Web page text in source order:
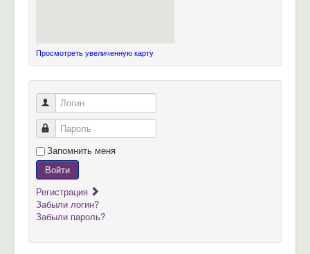
Просмотреть увеличенную карту
Логин
Пароль
Запомнить меня
Войти
Регистрация
Забыли логин?
Забыли пароль?